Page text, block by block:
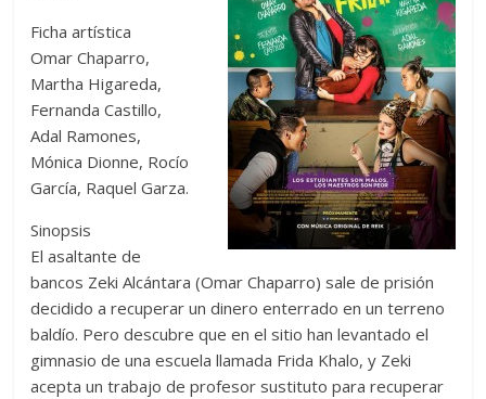
Ficha artística
Omar Chaparro,
Martha Higareda,
Fernanda Castillo,
Adal Ramones,
Mónica Dionne, Rocío
García, Raquel Garza.
Sinopsis
El asaltante de
bancos Zeki Alcántara (Omar Chaparro) sale de prisión
decidido a recuperar un dinero enterrado en un terreno
baldío. Pero descubre que en el sitio han levantado el
gimnasio de una escuela llamada Frida Khalo, y Zeki
acepta un trabajo de profesor sustituto para recuperar